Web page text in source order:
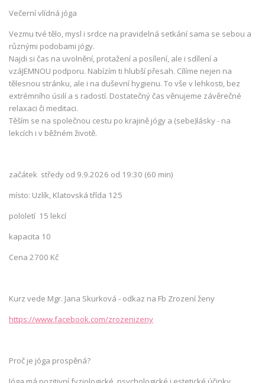
Večerní vlídná jóga
Vezmu tvé tělo, mysl i srdce na pravidelná setkání sama se sebou a
různými podobami jógy.
Najdi si čas na uvolnění, protažení a posílení, ale i sdílení a
vzáJEMNOU podporu. Nabízím ti hlubší přesah. Cílíme nejen na
tělesnou stránku, ale i na duševní hygienu. To vše v lehkosti, bez
extrémního úsilí a s radostí. Dostatečný čas věnujeme závěrečné
relaxaci či meditaci.
Těším se na společnou cestu po krajině jógy a (sebe)lásky - na
lekcích i v běžném životě.
začátek středy od 9.9.2026 od 19:30 (60 min)
místo: Uzlík, Klatovská třída 125
pololetí 15 lekcí
kapacita 10
Cena 2700 Kč
Kurz vede Mgr. Jana Skurková - odkaz na Fb Zrození ženy
https://www.facebook.com/zrozenizeny
Proč je jóga prospěná?